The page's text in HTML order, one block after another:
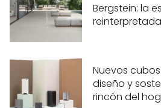
Bergstein: la
Nuevos
diseño y
rincón del